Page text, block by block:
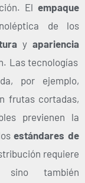
Elempaque
de los
yapariencia
Las tecnologías
por ejemplo,
frutas cortadas,
previenen la
estándares de
requiere
sino también